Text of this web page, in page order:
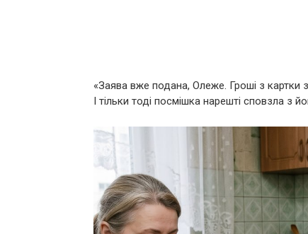
«Заява вже подана, Олеже. Гроші з картки
І тільки тоді посмішка нарешті сповзла з